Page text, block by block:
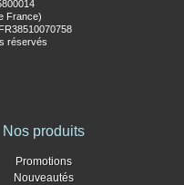
France)
réservés
Nos produits
Promotions
Nouveautés